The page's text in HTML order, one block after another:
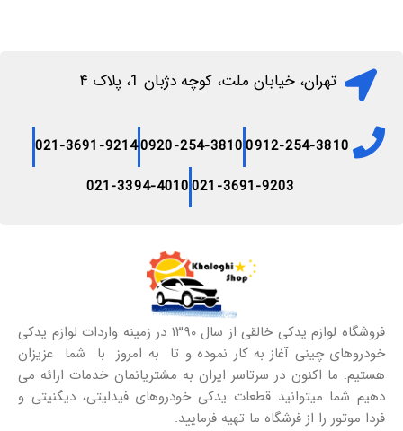
تهران، خیابان ملت، کوچه دژبان 1، پلاک ۴
0912-254-3810
0920-254-3810
021-3691-9214
021-3691-9203
021-3394-4010
فروشگاه لوازم یدکی خالقی از سال ۱۳۹۰ در زمینه واردات لوازم یدکی
خودروهای چینی آغاز به کار نموده و تا به امروز با شما عزیزان
هستیم. ما اکنون در سرتاسر ایران به مشتریانمان خدمات ارائه می
دهیم شما میتوانید قطعات یدکی خودروهای فیدلیتی، دیگنیتی و
فردا موتور را از فرشگاه ما تهیه فرمایید.